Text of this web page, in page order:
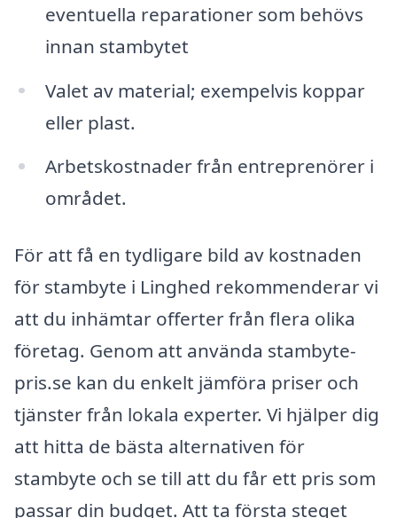
eventuella reparationer som behövs
innan stambytet
Valet av material; exempelvis koppar
eller plast.
Arbetskostnader från entreprenörer i
området.
För att få en tydligare bild av kostnaden
för stambyte i Linghed rekommenderar vi
att du inhämtar offerter från flera olika
företag. Genom att använda stambyte-
pris.se kan du enkelt jämföra priser och
tjänster från lokala experter. Vi hjälper dig
att hitta de bästa alternativen för
stambyte och se till att du får ett pris som
passar din budget. Att ta första steget